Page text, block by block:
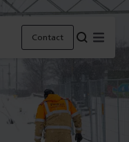
Contact